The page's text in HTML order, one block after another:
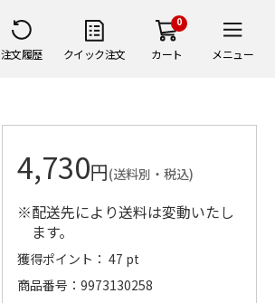
注文履歴 クイック注文
0
カート メニュー
4,730円(送料別・税込)
※配送先により送料は変動いたし
ます。
獲得ポイント： 47 pt
商品番号
9973130258